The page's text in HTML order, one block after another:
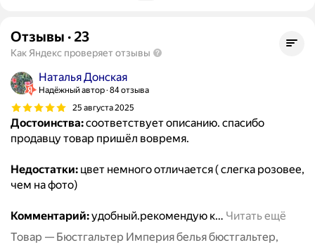
Отзывы · 23
Как Яндекс проверяет отзывы
Наталья Донская
Надёжный автор 84 отзыва
25 августа 2025
Достоинства:соответствует описанию. спасибо
продавцу товар пришёл вовремя.
Недостатки: цвет немного отличается ( слегка розовее,
чем на фото)
Комментарий:удобный.рекомендую к… Читать ещё
Товар — Бюстгальтер Империя белья бюстгальтер,